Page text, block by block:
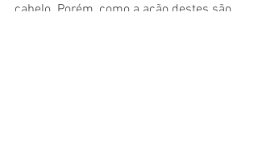
cabelo. Porém, como a ação destes são